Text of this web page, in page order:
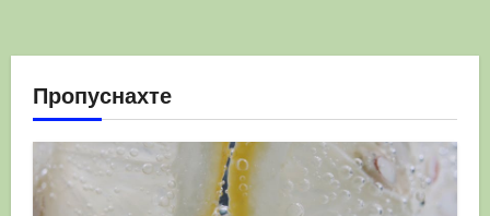
Пропуснахте